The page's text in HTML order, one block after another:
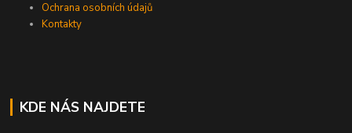
Ochrana osobních údajů
Kontakty
KDE NÁS NAJDETE